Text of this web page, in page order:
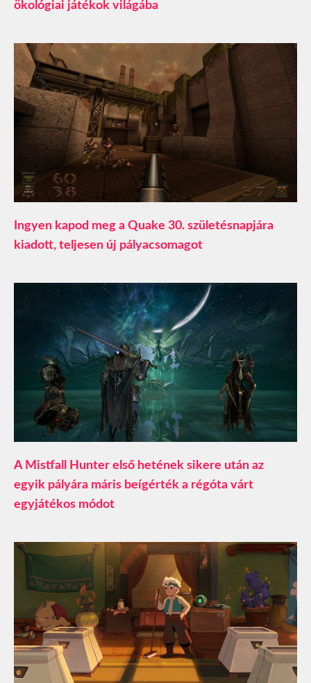
ökológiai játékok világába
Ingyen kapod meg a Quake 30. születésnapjára
kiadott, teljesen új pályacsomagot
A Mistfall Hunter első hetének sikere után az
egyik pályára máris beígérték a régóta várt
egyjátékos módot